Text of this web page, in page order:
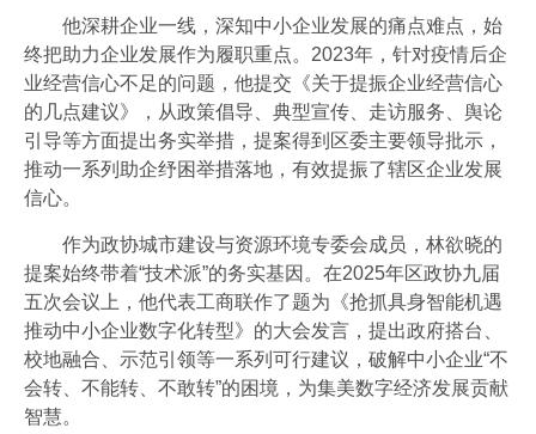
他深耕企业一线，深知中小企业发展的痛点难点，始
终把助力企业发展作为履职重点。2023年，针对疫情后企
业经营信心不足的问题，他提交《关于提振企业经营信心
的几点建议》，从政策倡导、典型宣传、走访服务、舆论
引导等方面提出务实举措，提案得到区委主要领导批示，
推动一系列助企纾困举措落地，有效提振了辖区企业发展
信心。
作为政协城市建设与资源环境专委会成员，林欲晓的
提案始终带着“技术派”的务实基因。在2025年区政协九届
五次会议上，他代表工商联作了题为《抢抓具身智能机遇
推动中小企业数字化转型》的大会发言，提出政府搭台、
校地融合、示范引领等一系列可行建议，破解中小企业“不
会转、不能转、不敢转”的困境，为集美数字经济发展贡献
智慧。